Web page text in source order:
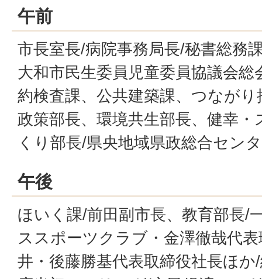
午前
市長室長/病院事務局長/秘書総務
大和市民生委員児童委員協議会総
約検査課、公共建築課、つなが
政策部長、環境共生部長、健幸
くり部長/県央地域県政総合セン
午後
ほいく課/前田副市長、教育部長/
ススポーツクラブ・金澤徹哉代
井・後藤勝基代表取締役社長ほ